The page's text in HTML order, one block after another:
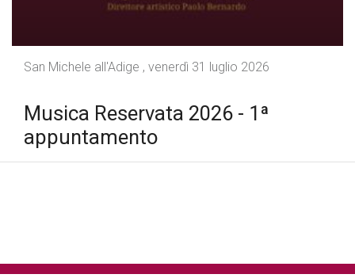
Musica Reservata 2026 - 1ª
appuntamento
San Michele all'Adige , venerdì 31 luglio 2026